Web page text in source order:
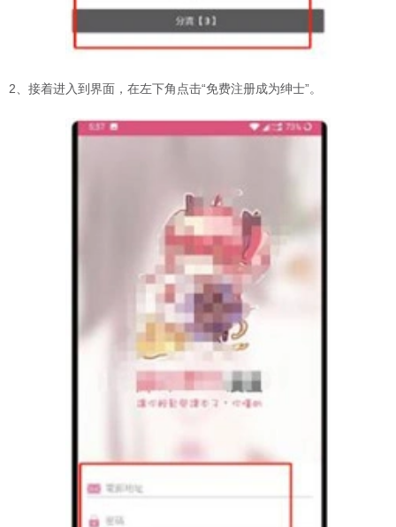
2、接着进入到界面，在左下角点击“免费注册成为绅士”。